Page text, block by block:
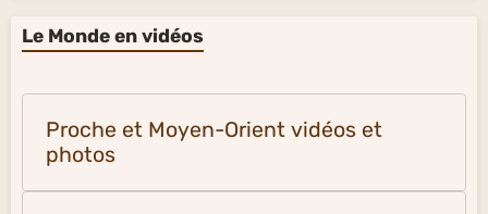
Le Monde en vidéos
Proche et Moyen-Orient vidéos et
photos